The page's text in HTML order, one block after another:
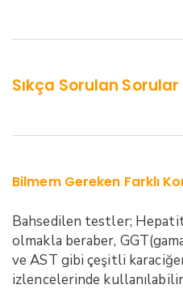
Sıkça Sorulan Sorular
Bilmem Gereken Farklı
Bahsedilen testler;
olmakla beraber,
ve AST gibi çeşitli
izlencelerinde